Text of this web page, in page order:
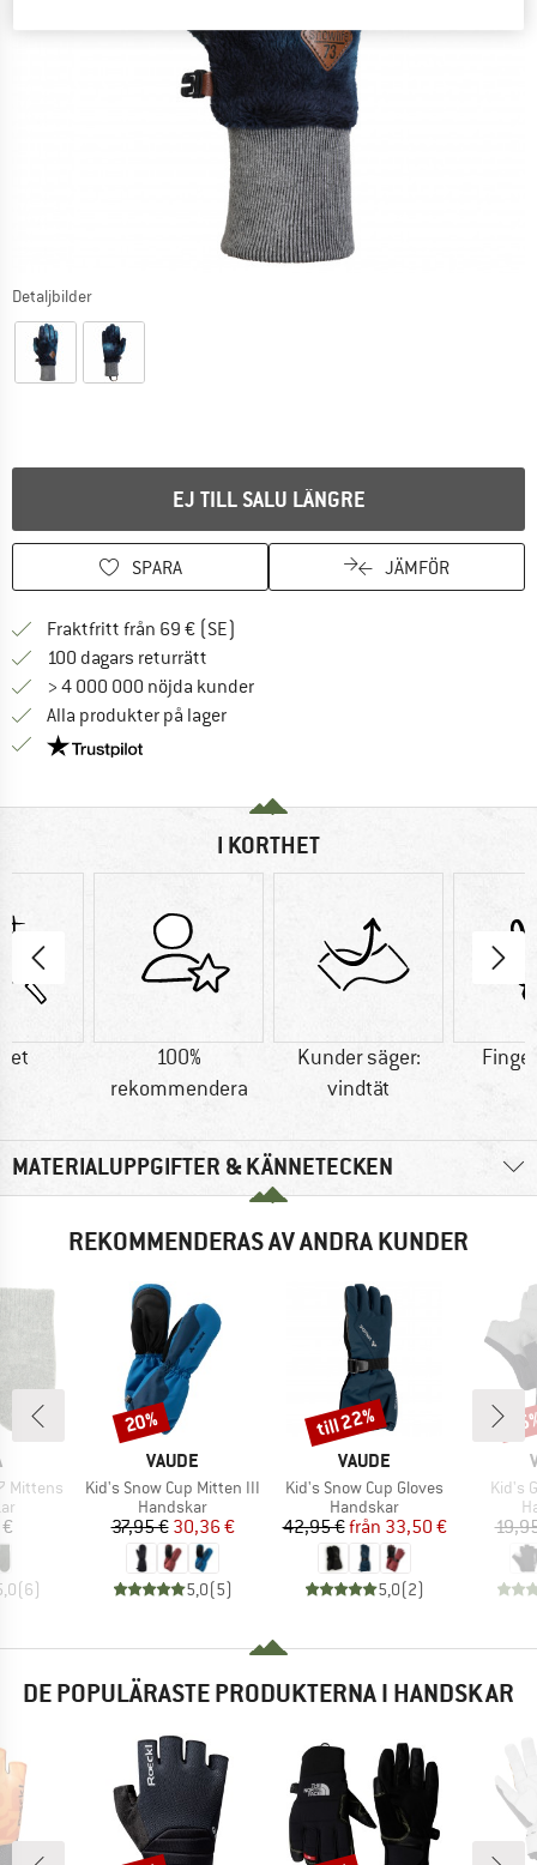
Detaljbilder
EJ TILL SALU LÄNGRE
SPARA JÄMFÖR
Fraktfritt från 69 € (SE)
100 dagars returrätt
> 4 000 000 nöjda kunder
Alla produkter på lager
Trust Pilot-garanti - hitta all information här!
I KORTHET
100%
rekommendera
Kunder säger:
vindtät
MATERIALUPPGIFTER & KÄNNETECKEN
REKOMMENDERAS AV ANDRA KUNDER
Mittens
(6)
VARUMÄRKE
VAUDE
Produkter
Kid's Snow Cup Mitten III
Produktgrupp
Handskar
Pris
37,95 € Reducerat pris
30,36 €
5,0(5)
Rabatt
20%
VARUMÄRKE
VAUDE
Produkter
Kid's Snow Cup Gloves
Produktgrupp
Handskar
Pris
42,95 € Reducerat pris
från 33,50 €
5,0(2)
Rabatt
till 22%
Kid's
DE POPULÄRASTE PRODUKTERNA I HANDSKAR